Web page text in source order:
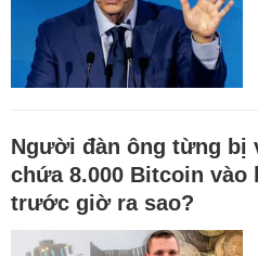
Người đàn ông từng bị
chứa 8.000 Bitcoin vào
trước giờ ra sao?